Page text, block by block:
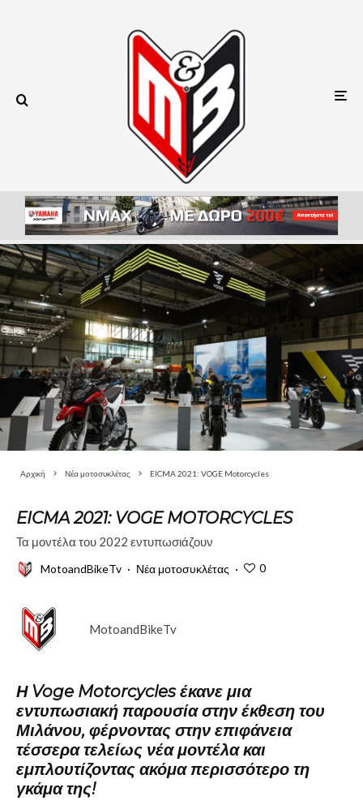
Αρχική Νέα μοτοσυκλέτας EICMA 2021: VOGE Motorcycles
EICMA 2021: VOGE MOTORCYCLES
Τα μοντέλα του 2022 εντυπωσιάζουν
MotoandBikeTv · Νέα μοτοσυκλέτας · 0
MotoandBikeTv
Η Voge Motorcyclesέκανε μια
εντυπωσιακή παρουσία στην έκθεση του
Μιλάνου, φέρνοντας στην επιφάνεια
τέσσερα τελείως νέα μοντέλα και
εμπλουτίζοντας ακόμα περισσότερο τη
γκάμα της!